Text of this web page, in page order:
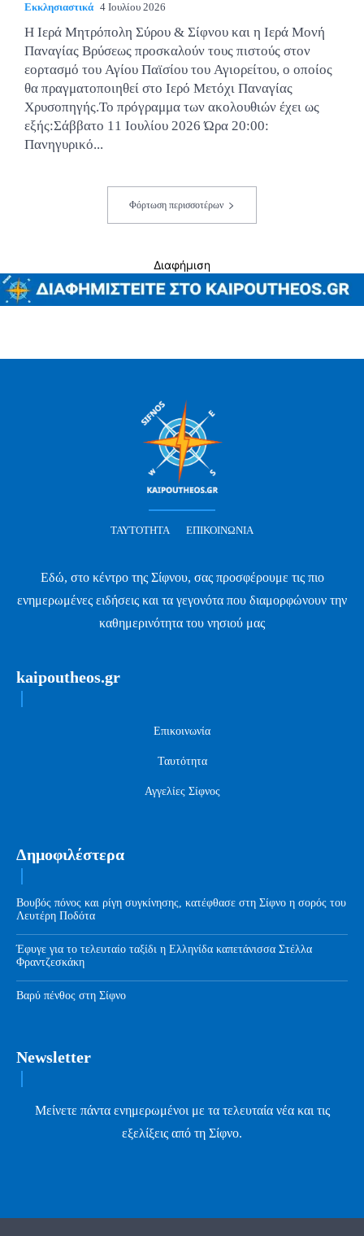
Εκκλησιαστικά 4 Ιουλίου 2026
Η Ιερά Μητρόπολη Σύρου & Σίφνου και η Ιερά Μονή
Παναγίας Βρύσεως προσκαλούν τους πιστούς στον
εορτασμό του Αγίου Παϊσίου του Αγιορείτου, ο οποίος
θα πραγματοποιηθεί στο Ιερό Μετόχι Παναγίας
Χρυσοπηγής.Το πρόγραμμα των ακολουθιών έχει ως
εξής:Σάββατο 11 Ιουλίου 2026 Ώρα 20:00:
Πανηγυρικό...
Φόρτωση περισσοτέρων
Διαφήμιση
ΤΑΥΤΌΤΗΤΑ ΕΠΙΚΟΙΝΩΝΊΑ
Εδώ, στο κέντρο της Σίφνου, σας προσφέρουμε τις πιο
ενημερωμένες ειδήσεις και τα γεγονότα που διαμορφώνουν την
καθημερινότητα του νησιού μας
kaipoutheos.gr
Επικοινωνία
Ταυτότητα
Αγγελίες Σίφνος
Δημοφιλέστερα
Βουβός πόνος και ρίγη συγκίνησης, κατέφθασε στη Σίφνο η σορός του
Λευτέρη Ποδότα
Έφυγε για το τελευταίο ταξίδι η Ελληνίδα καπετάνισσα Στέλλα
Φραντζεσκάκη
Βαρύ πένθος στη Σίφνο
Newsletter
Μείνετε πάντα ενημερωμένοι με τα τελευταία νέα και τις
εξελίξεις από τη Σίφνο.